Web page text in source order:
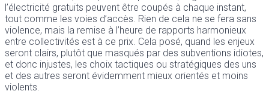
l’électricité gratuits peuvent être coupés à chaque instant,
tout comme les voies d’accès. Rien de cela ne se fera sans
violence, mais la remise à l’heure de rapports harmonieux
entre collectivités est à ce prix. Cela posé, quand les enjeux
seront clairs, plutôt que masqués par des subventions idiotes,
et donc injustes, les choix tactiques ou stratégiques des uns
et des autres seront évidemment mieux orientés et moins
violents.